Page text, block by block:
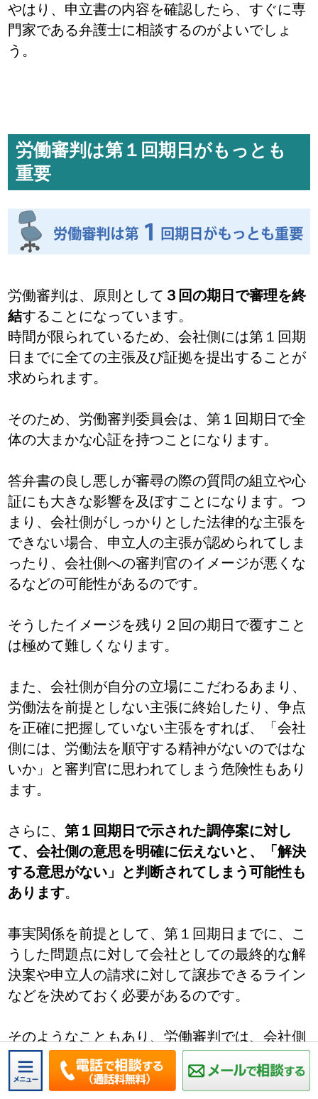
やはり、申立書の内容を確認したら、すぐに専
門家である弁護士に相談するのがよいでしょ
う。
労働審判は第１回期日がもっとも
重要
労働審判は、原則として ３回の期日で審理を終
結することになっています。
時間が限られているため、会社側には第１回期
日までに全ての主張及び証拠を提出することが
求められます。
そのため、労働審判委員会は、第１回期日で全
体の大まかな心証を持つことになります。
答弁書の良し悪しが審尋の際の質問の組立や心
証にも大きな影響を及ぼすことになります。つ
まり、会社側がしっかりとした法律的な主張を
できない場合、申立人の主張が認められてしま
ったり、会社側への審判官のイメージが悪くな
るなどの可能性があるのです。
そうしたイメージを残り２回の期日で覆すこと
は極めて難しくなります。
また、会社側が自分の立場にこだわるあまり、
労働法を前提としない主張に終始したり、争点
を正確に把握していない主張をすれば、「会社
側には、労働法を順守する精神がないのではな
いか」と審判官に思われてしまう危険性もあり
ます。
さらに、第１回期日で示された調停案に対し
て、会社側の意思を明確に伝えないと、「解決
する意思がない」と判断されてしまう可能性も
あります。
事実関係を前提として、第１回期日までに、こ
うした問題点に対して会社としての最終的な解
決案や申立人の請求に対して譲歩できるライン
などを決めておく必要があるのです。
そのようなこともあり、労働審判では、会社側
は弁護士に依頼した方がよい、ということにな
ります。